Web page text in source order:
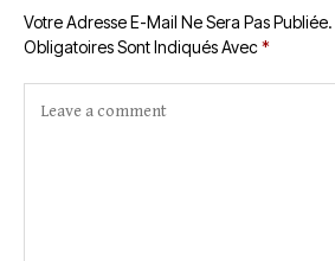
Votre Adresse E-Mail Ne Sera Pas Publiée.
Obligatoires Sont Indiqués Avec*